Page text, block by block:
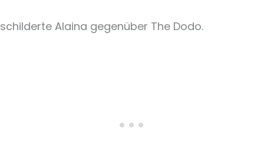
schilderte Alaina gegenüber The Dodo.